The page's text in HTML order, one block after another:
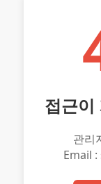
접근이
관리
Email